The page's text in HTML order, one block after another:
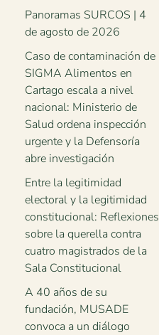
Panoramas SURCOS | 4
de agosto de 2026
Caso de contaminación de
SIGMA Alimentos en
Cartago escala a nivel
nacional: Ministerio de
Salud ordena inspección
urgente y la Defensoría
abre investigación
Entre la legitimidad
electoral y la legitimidad
constitucional: Reflexiones
sobre la querella contra
cuatro magistrados de la
Sala Constitucional
A 40 años de su
fundación, MUSADE
convoca a un diálogo